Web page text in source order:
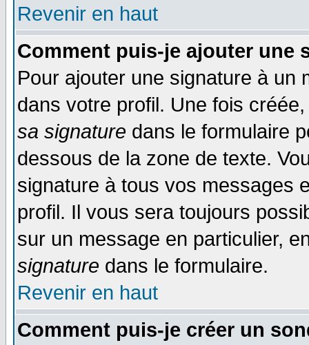
Revenir en haut
Comment puis-je ajouter une
Pour ajouter une signature à un
dans votre profil. Une fois
sa signature dans le formulaire
dessous de la zone de texte.
signature à tous vos messages
profil. Il vous sera toujours
sur un message en particulier,
signature dans le formulaire.
Revenir en haut
Comment puis-je créer un